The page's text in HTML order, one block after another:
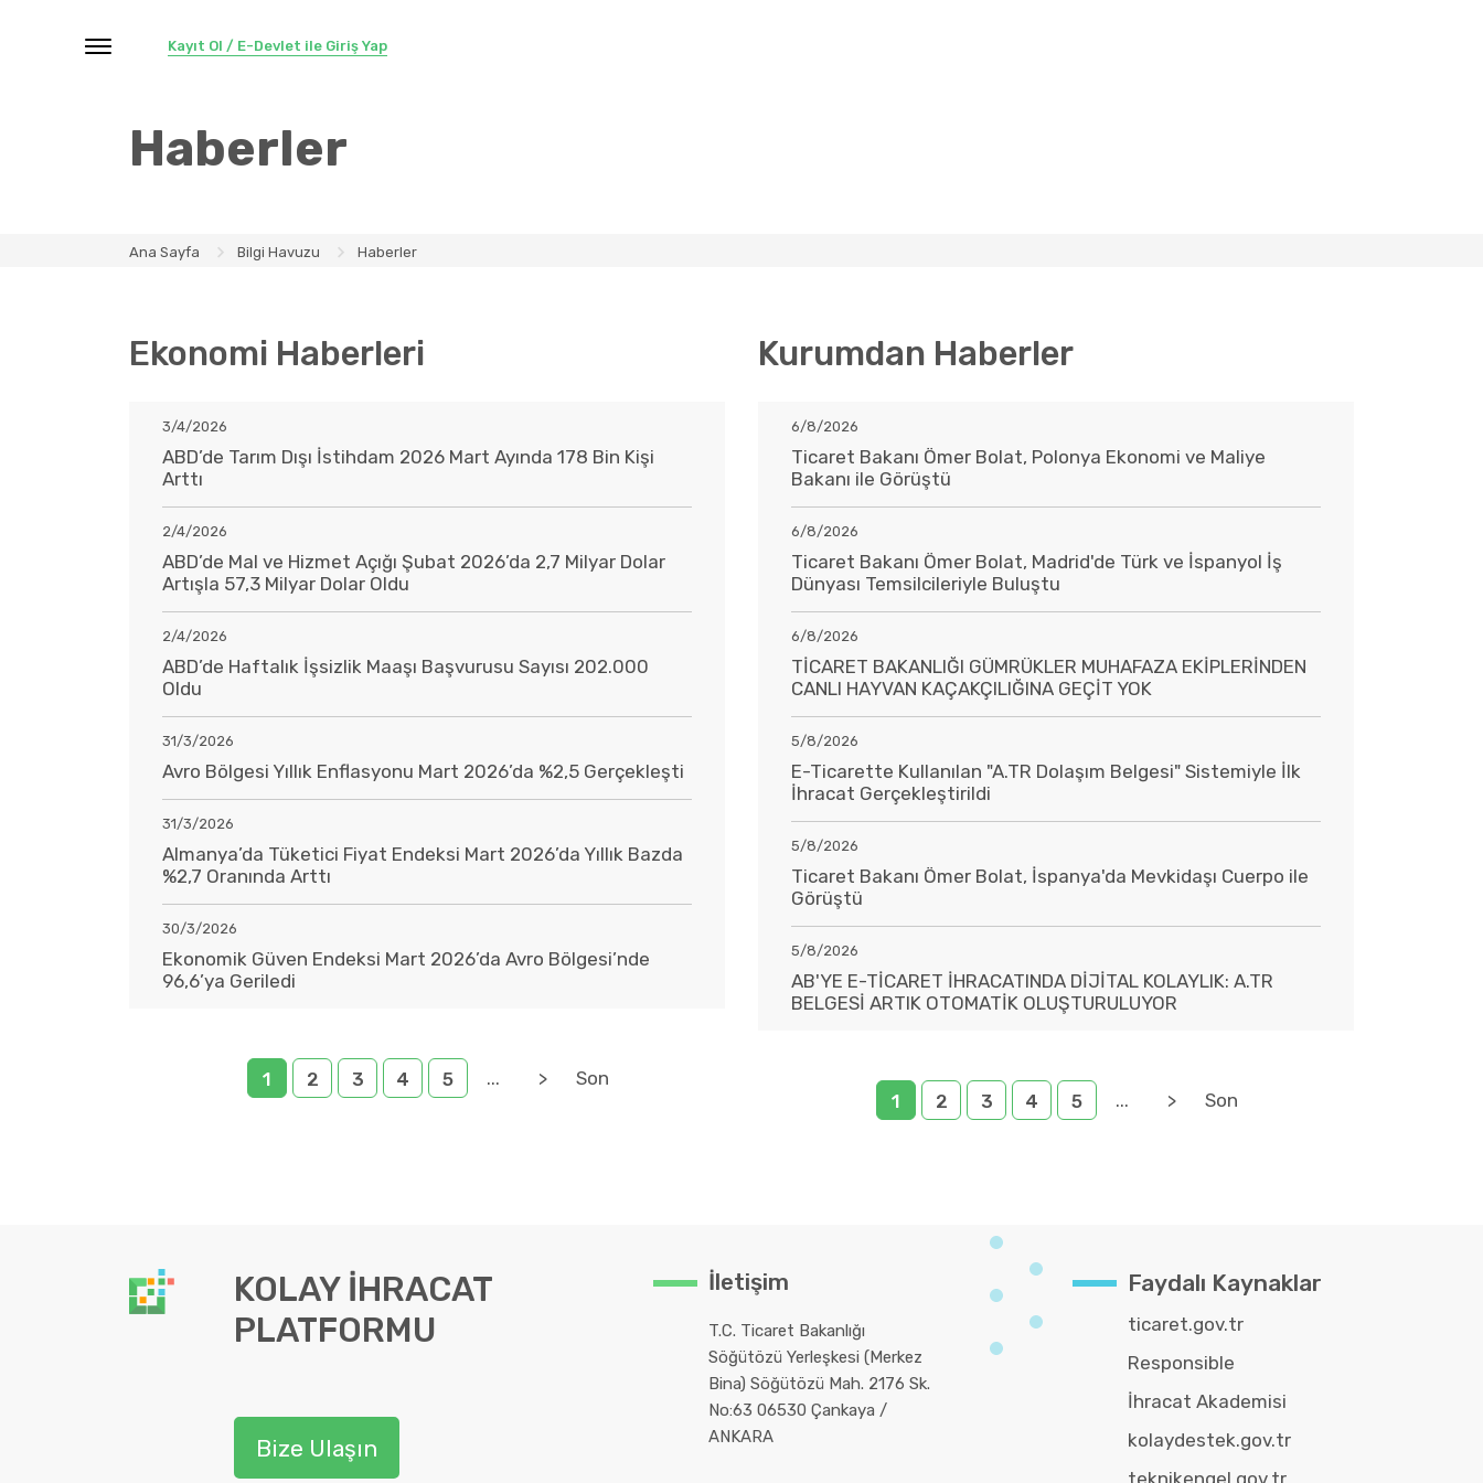
Kayıt Ol / E-Devlet ile Giriş Yap
Haberler
Ana Sayfa Bilgi Havuzu Haberler
Ekonomi Haberleri
3/4/2026
ABD’de Tarım Dışı İstihdam 2026 Mart Ayında 178 Bin Kişi
Arttı
2/4/2026
ABD’de Mal ve Hizmet Açığı Şubat 2026’da 2,7 Milyar Dolar
Artışla 57,3 Milyar Dolar Oldu
2/4/2026
ABD’de Haftalık İşsizlik Maaşı Başvurusu Sayısı 202.000
Oldu
31/3/2026
Avro Bölgesi Yıllık Enflasyonu Mart 2026’da %2,5 Gerçekleşti
31/3/2026
Almanya’da Tüketici Fiyat Endeksi Mart 2026’da Yıllık Bazda
%2,7 Oranında Arttı
30/3/2026
Ekonomik Güven Endeksi Mart 2026’da Avro Bölgesi’nde
96,6’ya Geriledi
1 2 3 4 5 ... > Son
Kurumdan Haberler
6/8/2026
Ticaret Bakanı Ömer Bolat, Polonya Ekonomi ve Maliye
Bakanı ile Görüştü
6/8/2026
Ticaret Bakanı Ömer Bolat, Madrid'de Türk ve İspanyol İş
Dünyası Temsilcileriyle Buluştu
6/8/2026
TİCARET BAKANLIĞI GÜMRÜKLER MUHAFAZA EKİPLERİNDEN
CANLI HAYVAN KAÇAKÇILIĞINA GEÇİT YOK
5/8/2026
E-Ticarette Kullanılan "A.TR Dolaşım Belgesi" Sistemiyle İlk
İhracat Gerçekleştirildi
5/8/2026
Ticaret Bakanı Ömer Bolat, İspanya'da Mevkidaşı Cuerpo ile
Görüştü
5/8/2026
AB'YE E-TİCARET İHRACATINDA DİJİTAL KOLAYLIK: A.TR
BELGESİ ARTIK OTOMATİK OLUŞTURULUYOR
1 2 3 4 5 ... > Son
KOLAY İHRACAT
PLATFORMU
Bize Ulaşın
İletişim
T.C. Ticaret Bakanlığı
Söğütözü Yerleşkesi (Merkez
Bina) Söğütözü Mah. 2176 Sk.
No:63 06530 Çankaya /
ANKARA
Faydalı Kaynaklar
ticaret.gov.tr
Responsible
İhracat Akademisi
kolaydestek.gov.tr
teknikengel.gov.tr